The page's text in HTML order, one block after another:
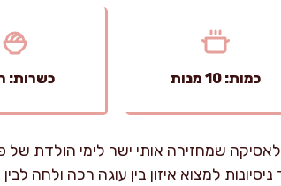
כמות: 10 מנות כשרות:
בעיניי הקלאסיקה שמחזירה אותי ישר לימי
למצוא איזון בין עוגה רכה ולחה